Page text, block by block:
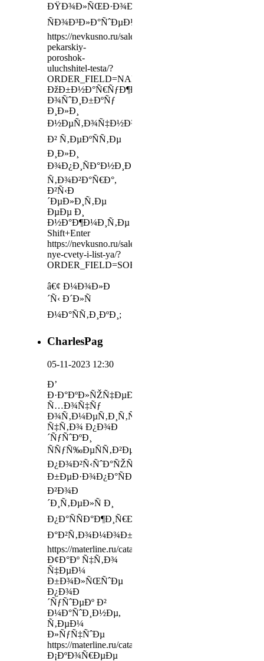
ÐŸÐ¾Ð»ÑŒÐ·Ð¾Ð²Ð°Ñ‚ÐµÐ»ÑŒÑÐºÐ¾Ðµ
ÑÐ¾Ð³Ð»Ð°ÑˆÐµÐ½Ð¸Ðµ
https://nevkusno.ru/sale/razryhlitel-
pekarskiy-
poroshok-
uluchshitel-testa/?
ORDER_FIELD=NAME&ORDER_TYPE=ASC
ÐžÐ±Ð½Ð°Ñ€ÑƒÐ¶Ð¸Ð²
Ð¾ÑˆÐ¸Ð±ÐºÑƒ
Ð¸Ð»Ð¸
Ð½ÐµÑ‚Ð¾Ñ‡Ð½Ð¾ÑÑ‚ÑŒ
Ð² Ñ‚ÐµÐºÑÑ‚Ðµ
Ð¸Ð»Ð¸
Ð¾Ð¿Ð¸ÑÐ°Ð½Ð¸Ð¸
Ñ‚Ð¾Ð²Ð°Ñ€Ð°,
Ð²Ñ‹Ð
´ÐµÐ»Ð¸Ñ‚Ðµ
ÐµÐµ Ð¸
Ð½Ð°Ð¶Ð¼Ð¸Ñ‚Ðµ
Shift+Enter
https://nevkusno.ru/sale/vafel-
nye-cvety-i-list-ya/?
ORDER_FIELD=SORT&ORDER_TYPE=DESC
â€¢ Ð¼Ð¾Ð»Ð
´Ñ‹ Ð´Ð»Ñ
Ð¼Ð°ÑÑ‚Ð¸ÐºÐ¸;
CharlesPag
05-11-2023 12:30
Ð’
Ð·Ð°ÐºÐ»ÑŽÑ‡ÐµÐ½Ð¸Ðµ
Ñ…Ð¾Ñ‡Ñƒ
Ð¾Ñ‚Ð¼ÐµÑ‚Ð¸Ñ‚ÑŒ,
Ñ‡Ñ‚Ð¾ Ð¿Ð¾Ð
´ÑƒÑˆÐºÐ¸
ÑÑƒÑ‰ÐµÑÑ‚Ð²ÐµÐ½Ð½Ð¾
Ð¿Ð¾Ð²Ñ‹ÑˆÐ°ÑŽÑ‚
Ð±ÐµÐ·Ð¾Ð¿Ð°ÑÐ½Ð¾ÑÑ‚ÑŒ
Ð²Ð¾Ð
´Ð¸Ñ‚ÐµÐ»Ñ Ð¸
Ð¿Ð°ÑÑÐ°Ð¶Ð¸Ñ€Ð¾Ð²
Ð°Ð²Ñ‚Ð¾Ð¼Ð¾Ð±Ð¸Ð»Ñ
https://materline.ru/catalog/mattresses/duet/
Ð¢Ð°Ðº Ñ‡Ñ‚Ð¾
Ñ‡ÐµÐ¼
Ð±Ð¾Ð»ÑŒÑˆÐµ
Ð¿Ð¾Ð
´ÑƒÑˆÐµÐº Ð²
Ð¼Ð°ÑˆÐ¸Ð½Ðµ,
Ñ‚ÐµÐ¼
Ð»ÑƒÑ‡ÑˆÐµ
https://materline.ru/catalog/mattresses/comfort/dolce_luna/
Ð¡ÐºÐ¾Ñ€ÐµÐµ